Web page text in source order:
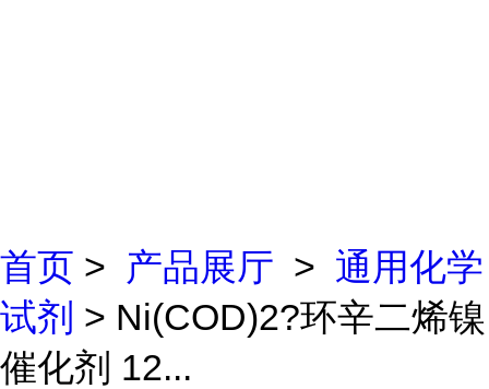
首页 > 产品展厅 > 通用化学
试剂 > Ni(COD)2?环辛二烯镍
催化剂 12...